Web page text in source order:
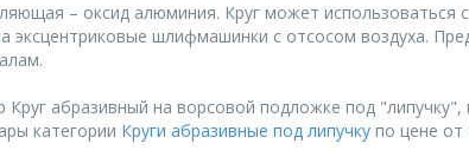
– оксид алюминия. Круг может
эксцентриковые шлифмашинки с отсосом воздуха.
абразивный на ворсовой подложке под
категории Круги абразивные под липучку по цене от